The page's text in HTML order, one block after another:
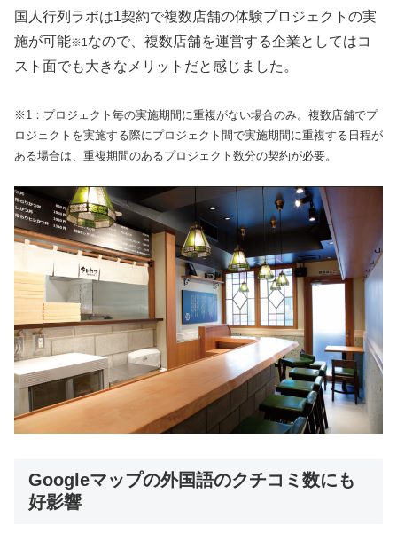
国人行列ラボは1契約で複数店舗の体験プロジェクトの実
施が可能※1なので、複数店舗を運営する企業としてはコ
スト面でも大きなメリットだと感じました。
※1：プロジェクト毎の実施期間に重複がない場合のみ。複数店舗でプ
ロジェクトを実施する際にプロジェクト間で実施期間に重複する日程が
ある場合は、重複期間のあるプロジェクト数分の契約が必要。
Googleマップの外国語のクチコミ数にも
好影響